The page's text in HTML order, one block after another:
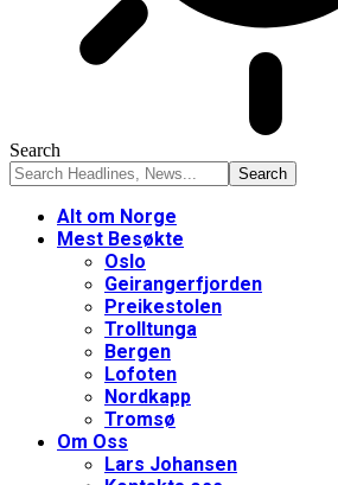
Search
Alt om Norge
Mest Besøkte
Oslo
Geirangerfjorden
Preikestolen
Trolltunga
Bergen
Lofoten
Nordkapp
Tromsø
Om Oss
Lars Johansen